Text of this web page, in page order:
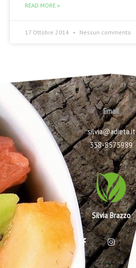
READ MORE »
17 Ottobre 2014 Nessun commento
Email
silvia@adieta.it
338-8575989
Silvia Brazzo
F
a
c
e
I
n
s
t